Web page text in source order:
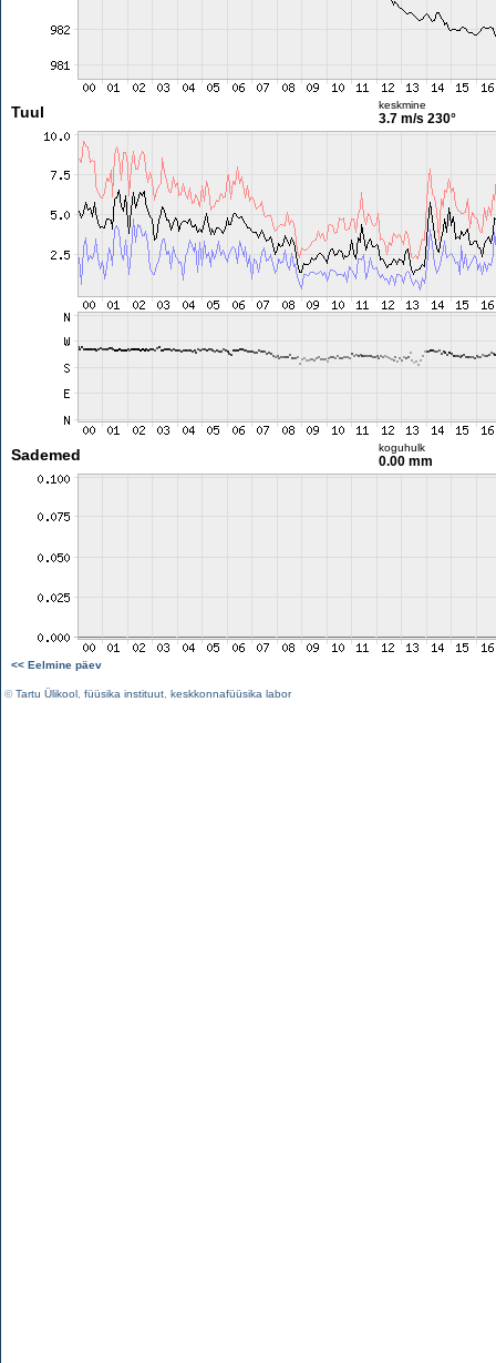
Tuul keskmine
3.7 m/s 230°
Sademed koguhulk
0.00 mm
<< Eelmine päev
©Tartu Ülikool füüsika instituut keskkonnafüüsika labor